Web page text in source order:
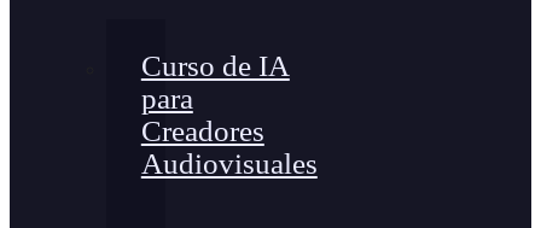
Curso de IA
para
Creadores
Audiovisuales